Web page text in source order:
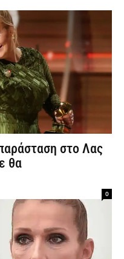
στο Λας
θα
0